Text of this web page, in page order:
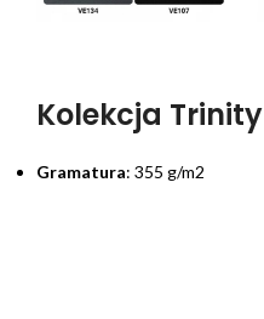
Kolekcja Trinity
Gramatura: 355 g/m2